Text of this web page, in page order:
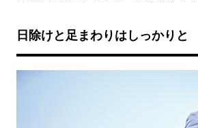
日除けと足まわりはしっかりと